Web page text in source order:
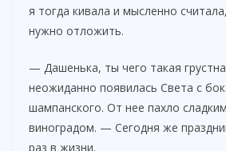
я тогда кивала и мысленно
нужно отложить.
— Дашенька, ты чего такая
неожиданно появилась Света с
шампанского. От нее пахло
виноградом. — Сегодня же
раз в жизни.